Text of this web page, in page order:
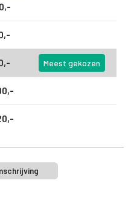
-
-
- Meest gekozen
-
-